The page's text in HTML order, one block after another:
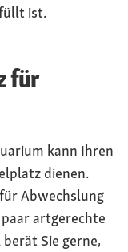
ist.
für
kann Ihren
dienen.
Abwechslung
paar artgerechte
Sie gerne,